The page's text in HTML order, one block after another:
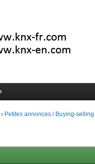
› Petites annonces / Buying-selling